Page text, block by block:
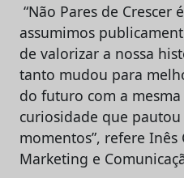
“Não Pares de Crescer
assumimos
de valorizar a nossa
tanto mudou para
do futuro com a
curiosidade que
momentos”, refere
Marketing e